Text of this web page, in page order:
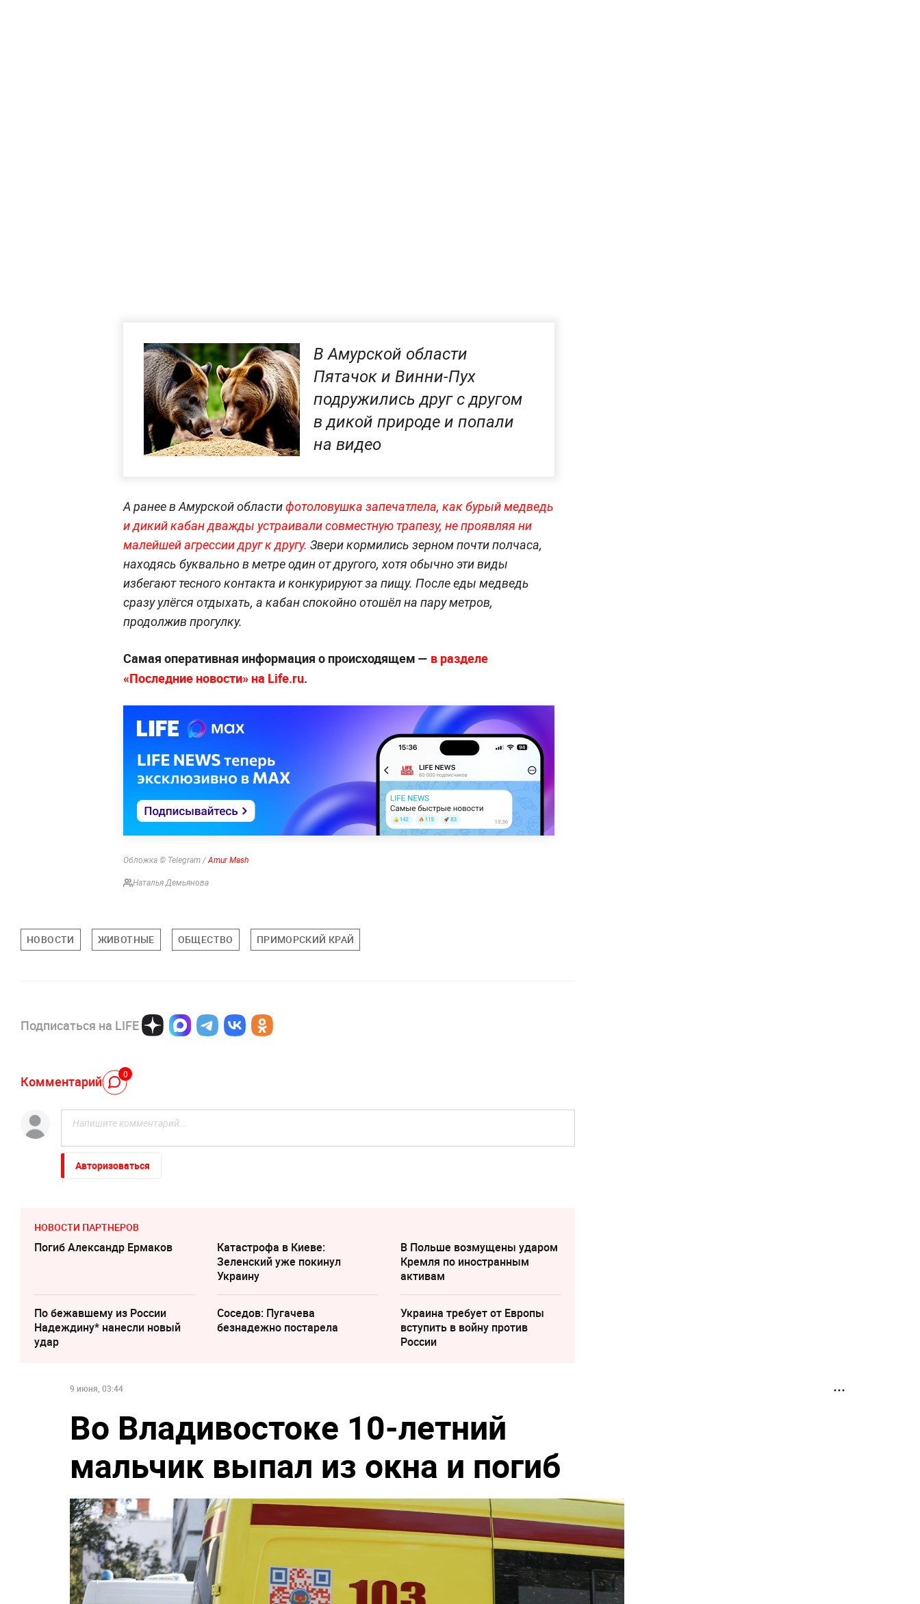
В Амурской области
Пятачок и Винни-Пух
подружились друг с другом
в дикой природе и попали
на видео
А ранее в Амурской областифотоловушка запечатлела, как бурый медведь
и дикий кабан дважды устраивали совместную трапезу, не проявляя ни
малейшей агрессии друг к другу. Звери кормились зерном почти полчаса,
находясь буквально в метре один от другого, хотя обычно эти виды
избегают тесного контакта и конкурируют за пищу. После еды медведь
сразу улёгся отдыхать, а кабан спокойно отошёл на пару метров,
продолжив прогулку.
Самая оперативная информация о происходящем — в разделе
«Последние новости» на Life.ru.
Обложка © Telegram /Amur Mash
Наталья Демьянова
НОВОСТИ ЖИВОТНЫЕ ОБЩЕСТВО ПРИМОРСКИЙ КРАЙ
Подписаться на LIFE
Комментарий 0
Авторизоваться
НОВОСТИ ПАРТНЕРОВ
Погиб Александр Ермаков
Катастрофа в Киеве:
Зеленский уже покинул
Украину
В Польше возмущены ударом
Кремля по иностранным
активам
По бежавшему из России
Надеждину* нанесли новый
удар
Соседов: Пугачева
безнадежно постарела
Украина требует от Европы
вступить в войну против
России
9 июня, 03:44
Во Владивостоке 10‑летний
мальчик выпал из окна и погиб